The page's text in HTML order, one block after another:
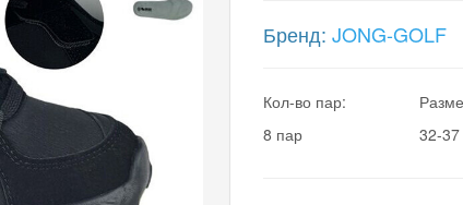
Бренд: JONG-GOLF
Кол-во пар:
8 пар
32-